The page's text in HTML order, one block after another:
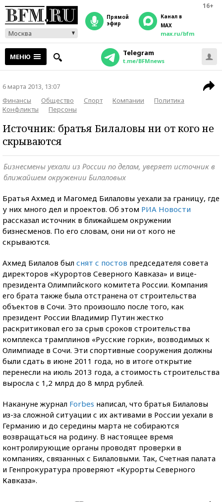
16+
Москва
прямой
эфир
Канал в
MAX
max.ru/bfm
МЕНЮ Telegram
t.me/BFMnews
6 марта 2013, 13:07
Финансы
Общество Спорт Компании
Политика
Конфликты
Персоны
Источник: братья Билаловы ни от кого не
скрываются
Бизнесмены уехали из России по делам, уверяет источник в
ближайшем окружении Билаловых
Братья Ахмед и Магомед Билаловы уехали за границу, где
у них много дел и проектов. Об этом РИА Новости
рассказал источник в ближайшем окружении
бизнесменов. По его словам, они ни от кого не
скрываются.
Ахмед Билалов был снят с постов председателя совета
директоров «Курортов Северного Кавказа» и вице-
президента Олимпийского комитета России. Компания
его брата также была отстранена от строительства
объектов в Сочи. Это произошло после того, как
президент России Владимир Путин жестко
раскритиковал его за срыв сроков строительства
комплекса трамплинов «Русские горки», возводимых к
Олимпиаде в Сочи. Эти спортивные сооружения должны
были сдать в июне 2011 года, но в итоге открытие
перенесли на июль 2013 года, а стоимость строительства
выросла с 1,2 млрд до 8 млрд рублей.
Накануне журнал Forbes написал, что братья Билаловы
из-за сложной ситуации с их активами в России уехали в
Германию и до середины марта не собираются
возвращаться на родину. В настоящее время
контролирующие органы проводят проверки в
компаниях, связанных с Билаловыми. Так, Счетная палата
и Генпрокуратура проверяют «Курорты Северного
Кавказа».